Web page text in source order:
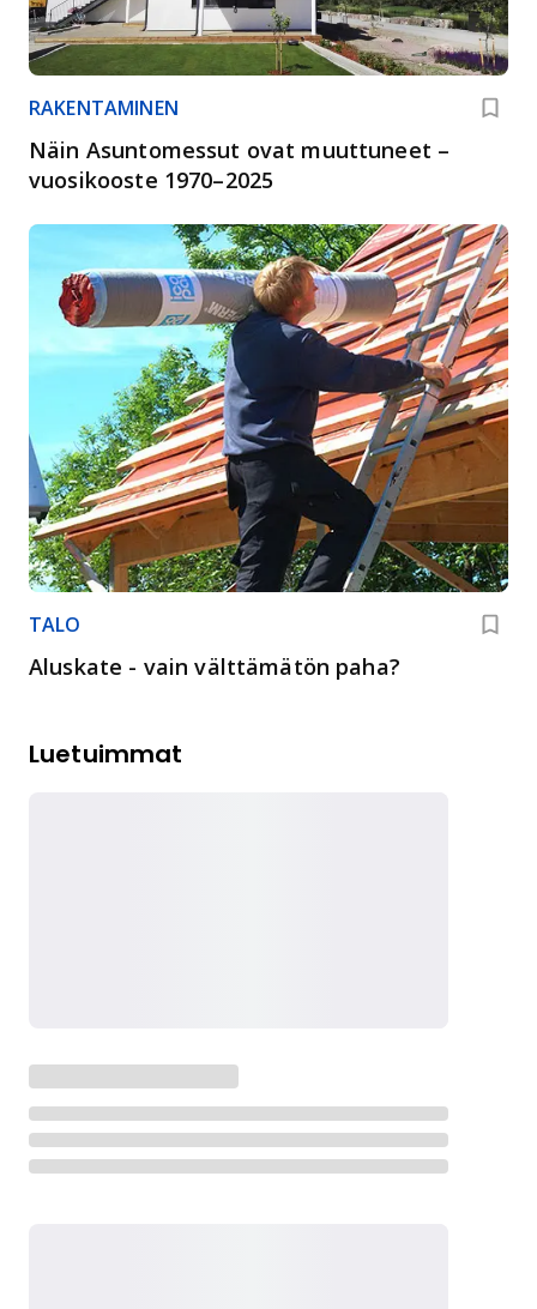
RAKENTAMINEN
Näin Asuntomessut ovat muuttuneet –
vuosikooste 1970–2025
TALO
Aluskate - vain välttämätön paha?
Luetuimmat